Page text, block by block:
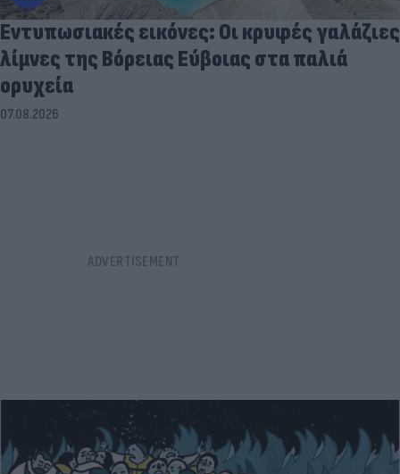
Εντυπωσιακές εικόνες: Οι κρυφές γαλάζιες
λίμνες της Βόρειας Εύβοιας στα παλιά
ορυχεία
07.08.2026